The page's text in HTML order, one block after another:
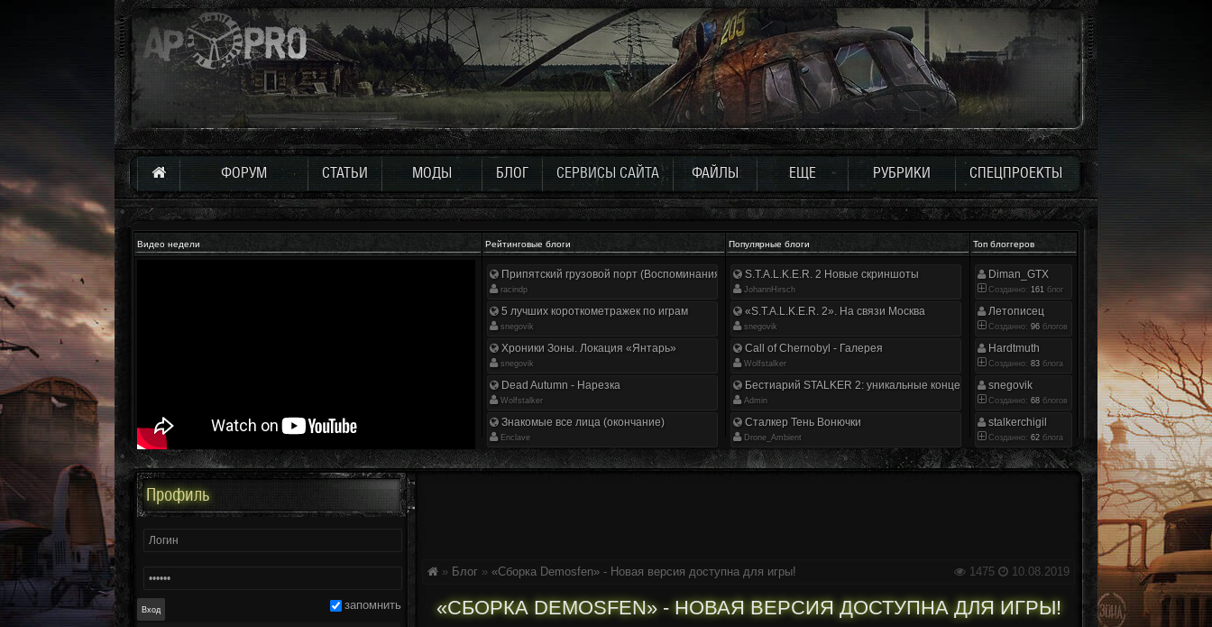
ФОРУМ СТАТЬИ МОДЫ БЛОГ СЕРВИСЫ САЙТА ФАЙЛЫ ЕЩЕ РУБРИКИ СПЕЦПРОЕКТЫ
Видео недели Рейтинговые блоги Популярные блоги Топ блоггеров
Припятский грузовой порт (Воспоминания ликвидатора)
racindp
5 лучших короткометражек по играм
snegovik
Хроники Зоны. Локация «Янтарь»
snegovik
Dead Autumn - Нарезка
Wolfstalker
Знакомые все лица (окончание)
Enclave
S.T.A.L.K.E.R. 2 Новые скриншоты
JohannHirsch
«S.T.A.L.K.E.R. 2». На связи Москва
snegovik
Call of Chernobyl - Галерея
Wolfstalker
Бестиарий STALKER 2: уникальные концепт-арты
Аdmin
Сталкер Тень Вонючки
Drone_Ambient
Diman_GTX
Созданно: 161 блог
Летописец
Созданно: 96 блогов
Hardtmuth
Созданно: 83 блога
snegovik
Созданно: 68 блогов
stalkerchigil
Созданно: 62 блога
1475 10.08.2019
» Блог » «Сборка Demosfen» - Новая версия доступна для игры!
«СБОРКА DEMOSFEN» - НОВАЯ ВЕРСИЯ ДОСТУПНА ДЛЯ ИГРЫ!
Профиль
запомнить